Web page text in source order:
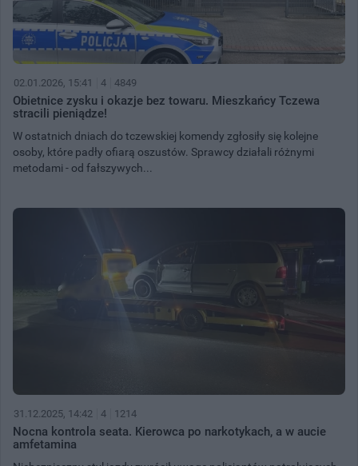
02.01.2026, 15:41 4 4849
Obietnice zysku i okazje bez towaru. Mieszkańcy Tczewa
stracili pieniądze!
W ostatnich dniach do tczewskiej komendy zgłosiły się kolejne
osoby, które padły ofiarą oszustów. Sprawcy działali różnymi
metodami - od fałszywych...
31.12.2025, 14:42 4 1214
Nocna kontrola seata. Kierowca po narkotykach, a w aucie
amfetamina